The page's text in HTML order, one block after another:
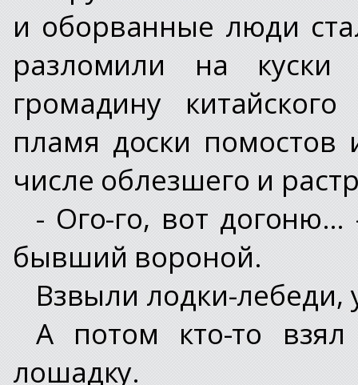
и оборванные люди
разломили на
громадину
пламя доски
числе облезшего и
- Ого-го, вот
бывший вороной.
Взвыли лодки-лебеди,
А потом кто-то
лошадку.